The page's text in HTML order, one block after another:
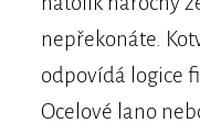
nepřekonáte.
odpovídá logice
Ocelové lano